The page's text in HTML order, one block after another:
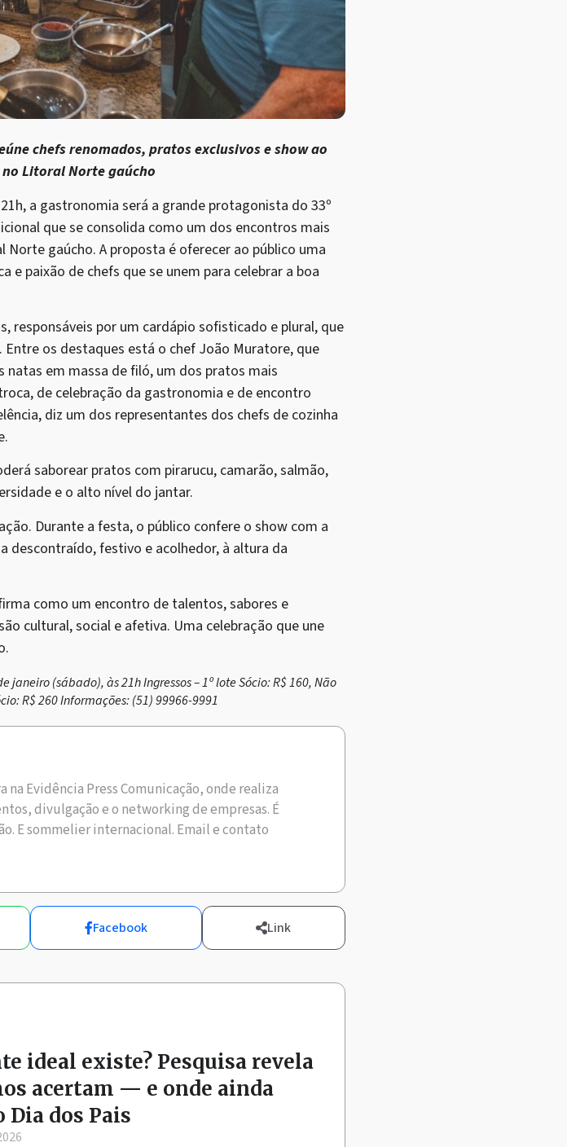
chefs renomados, pratos exclusivos e show ao
Litoral Norte gaúcho
a gastronomia será a grande protagonista do 33º
que se consolida como um dos encontros mais
gaúcho. A proposta é oferecer ao público uma
e paixão de chefs que se unem para celebrar a boa
responsáveis por um cardápio sofisticado e plural, que
os destaques está o chef João Muratore, que
natas em massa de filó, um dos pratos mais
de celebração da gastronomia e de encontro
diz um dos representantes dos chefs de cozinha
saborear pratos com pirarucu, camarão, salmão,
e o alto nível do jantar.
Durante a festa, o público confere o show com a
descontraído, festivo e acolhedor, à altura da
como um encontro de talentos, sabores e
cultural, social e afetiva. Uma celebração que une
janeiro (sábado), às 21h Ingressos – 1º lote Sócio: R$ 160, Não
R$ 260 Informações: (51) 99966-9991
Evidência Press Comunicação, onde realiza
divulgação e o networking de empresas. É
E sommelier internacional. Email e contato
Facebook Link
ideal existe? Pesquisa revela
acertam — e onde ainda
Dia dos Pais